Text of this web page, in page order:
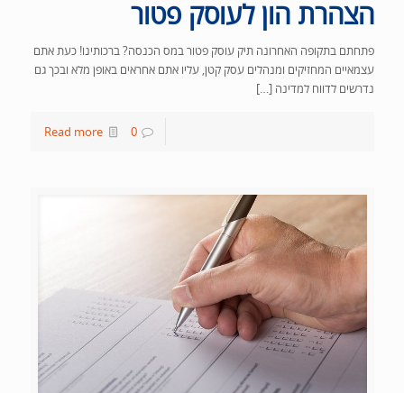
הצהרת הון לעוסק פטור
פתחתם בתקופה האחרונה תיק עוסק פטור במס הכנסה? ברכותינו! כעת אתם
עצמאיים המחזיקים ומנהלים עסק קטן, עליו אתם אחראים באופן מלא ובכך גם
נדרשים לדווח למדינה […]
0
Read more